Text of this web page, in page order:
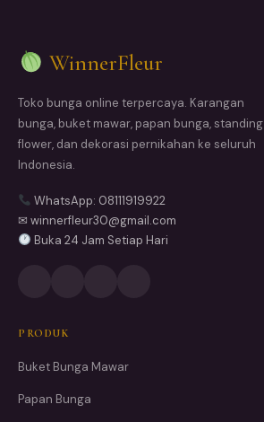
WinnerFleur
Toko bunga online terpercaya. Karangan
bunga, buket mawar, papan bunga, standing
flower, dan dekorasi pernikahan ke seluruh
Indonesia.
WhatsApp: 08111919922
✉ winnerfleur30@gmail.com
Buka 24 Jam Setiap Hari
PRODUK
Buket Bunga Mawar
Papan Bunga